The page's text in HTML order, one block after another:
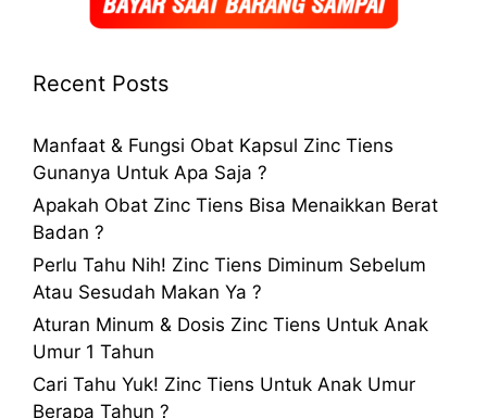
Recent Posts
Manfaat & Fungsi Obat Kapsul Zinc Tiens
Gunanya Untuk Apa Saja ?
Apakah Obat Zinc Tiens Bisa Menaikkan Berat
Badan ?
Perlu Tahu Nih! Zinc Tiens Diminum Sebelum
Atau Sesudah Makan Ya ?
Aturan Minum & Dosis Zinc Tiens Untuk Anak
Umur 1 Tahun
Cari Tahu Yuk! Zinc Tiens Untuk Anak Umur
Berapa Tahun ?